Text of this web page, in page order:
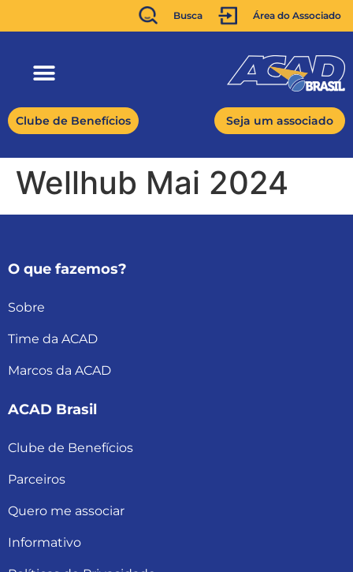
Busca Área do Associado
Clube de Benefícios Seja um associado
Wellhub Mai 2024
O que fazemos?
Sobre
Time da ACAD
Marcos da ACAD
ACAD Brasil
Clube de Benefícios
Parceiros
Quero me associar
Informativo